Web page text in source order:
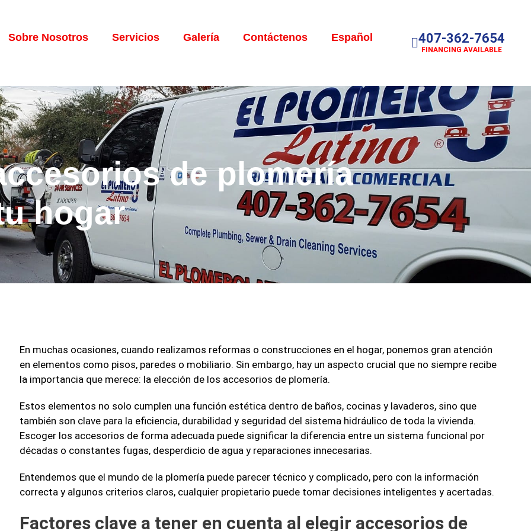
Sobre Nosotros Servicios Galería Contáctenos Español 407-362-7654
FINANCING AVAILABLE
de plomería
hogar
En muchas ocasiones, cuando realizamos reformas o construcciones en el hogar, ponemos gran atención
en elementos como pisos, paredes o mobiliario. Sin embargo, hay un aspecto crucial que no siempre recibe
la importancia que merece: la elección de los accesorios de plomería.
Estos elementos no solo cumplen una función estética dentro de baños, cocinas y lavaderos, sino que
también son clave para la eficiencia, durabilidad y seguridad del sistema hidráulico de toda la vivienda.
Escoger los accesorios de forma adecuada puede significar la diferencia entre un sistema funcional por
décadas o constantes fugas, desperdicio de agua y reparaciones innecesarias.
Entendemos que el mundo de la plomería puede parecer técnico y complicado, pero con la información
correcta y algunos criterios claros, cualquier propietario puede tomar decisiones inteligentes y acertadas.
Factores clave a tener en cuenta al elegir accesorios de